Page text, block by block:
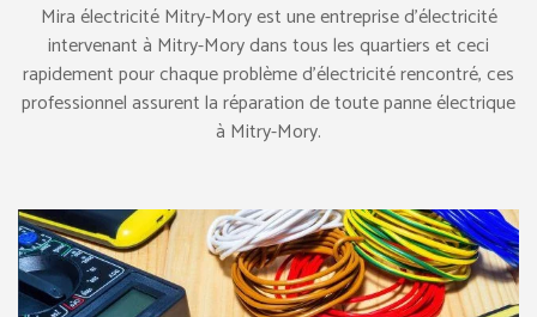
Mira électricité Mitry-Mory est une entreprise d’électricité
intervenant à Mitry-Mory dans tous les quartiers et ceci
rapidement pour chaque problème d’électricité rencontré, ces
professionnel assurent la réparation de toute panne électrique
à Mitry-Mory.